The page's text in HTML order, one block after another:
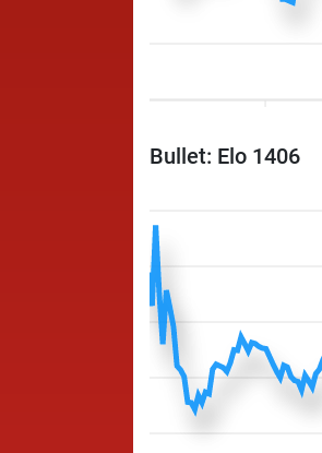
Bullet: Elo 1406